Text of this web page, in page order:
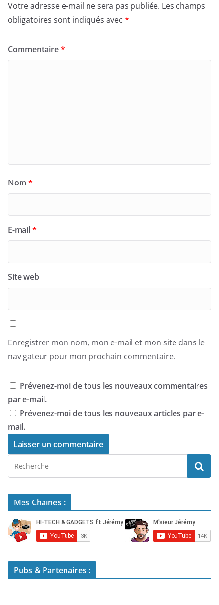
Votre adresse e-mail ne sera pas publiée. Les champs
obligatoires sont indiqués avec *
Commentaire*
Nom *
E-mail*
Site web
Enregistrer mon nom, mon e-mail et mon site dans le
navigateur pour mon prochain commentaire.
Prévenez-moi de tous les nouveaux commentaires
par e-mail.
Prévenez-moi de tous les nouveaux articles par e-
mail.
Mes Chaines :
Pubs & Partenaires :